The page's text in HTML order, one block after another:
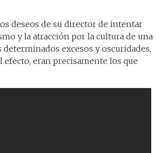
deseos de su director de intentar
y la atracción por la cultura de una
excesos y oscuridades,
efecto, eran precisamente los que